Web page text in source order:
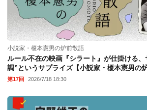
小説家・榎本憲男の炉前散語
ルール不在の映画『シラート』が仕掛ける
調”というサプライズ【小説家・榎本憲男の炉
第17回 2026/7/18 18:30